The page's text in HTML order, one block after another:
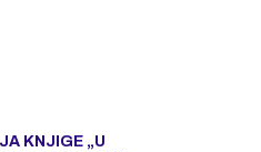
KNJIGE „U